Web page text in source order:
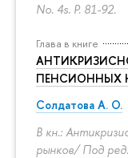
No. 4s. P. 81-92.
Глава в книге
ПЕНСИОННЫХ
Солдатова А. О.
В кн.:
рынков/ Под